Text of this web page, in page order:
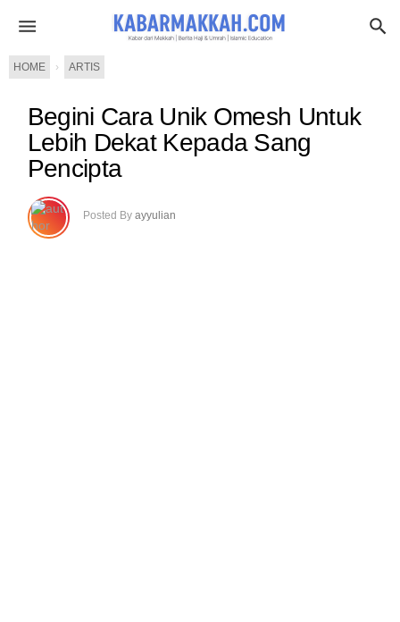
HOME › ARTIS
Begini Cara Unik Omesh Untuk
Lebih Dekat Kepada Sang
Pencipta
Posted By ayyulian